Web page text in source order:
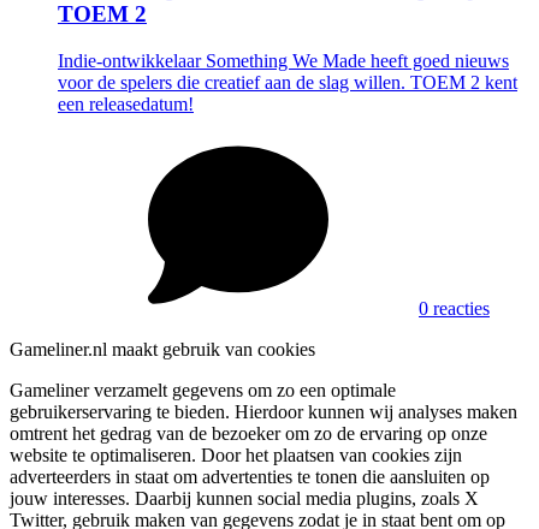
TOEM 2
Indie-ontwikkelaar Something We Made heeft goed nieuws
voor de spelers die creatief aan de slag willen. TOEM 2 kent
een releasedatum!
0 reacties
Gameliner.nl maakt gebruik van cookies
Gameliner verzamelt gegevens om zo een optimale
gebruikerservaring te bieden. Hierdoor kunnen wij analyses maken
omtrent het gedrag van de bezoeker om zo de ervaring op onze
website te optimaliseren. Door het plaatsen van cookies zijn
adverteerders in staat om advertenties te tonen die aansluiten op
jouw interesses. Daarbij kunnen social media plugins, zoals X
Twitter, gebruik maken van gegevens zodat je in staat bent om op